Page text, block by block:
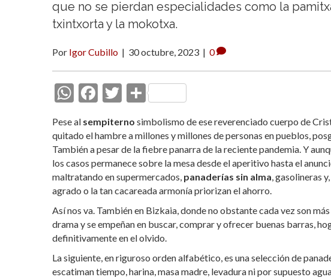
que no se pierdan especialidades como la
txintxorta y la mokotxa.
Por Igor Cubillo | 30 octubre, 2023 | 0
W
at
s
A
p
p
F
e
b
o
o
k
T
itt
er
C
m
p
ar
ti
r
Pese al sempiterno simbolismo de ese reverenciado cuerpo de
quitado el hambre a millones y millones de personas en pueblos,
También a pesar de la fiebre panarra de la reciente pandemia. Y
los casos permanece sobre la mesa desde el aperitivo hasta el
maltratando en supermercados, panaderías sin alma, gasolineras
agrado o la tan cacareada armonía priorizan el ahorro.
Así nos va. También en Bizkaia, donde no obstante cada vez son
drama y se empeñan en buscar, comprar y ofrecer buenas barras,
definitivamente en el olvido.
La siguiente, en riguroso orden alfabético, es una selección de
escatiman tiempo, harina, masa madre, levadura ni por supuesto